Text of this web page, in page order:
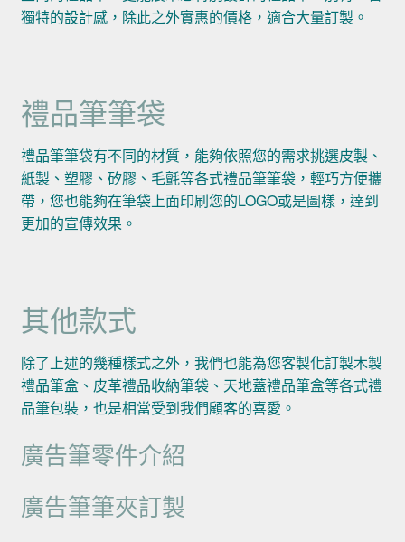
獨特的設計感，除此之外實惠的價格，適合大量訂製。
禮品筆筆袋
禮品筆筆袋有不同的材質，能夠依照您的需求挑選皮製、
紙製、塑膠、矽膠、毛氈等各式禮品筆筆袋，輕巧方便攜
帶，您也能夠在筆袋上面印刷您的LOGO或是圖樣，達到
更加的宣傳效果。
其他款式
除了上述的幾種樣式之外，我們也能為您客製化訂製木製
禮品筆盒、皮革禮品收納筆袋、天地蓋禮品筆盒等各式禮
品筆包裝，也是相當受到我們顧客的喜愛。
廣告筆零件介紹
廣告筆筆夾訂製